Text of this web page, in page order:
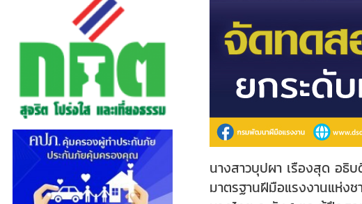
นางสาวบุปผา เรืองสุด อธิ
มาตรฐานฝีมือแรงงานแห่ง